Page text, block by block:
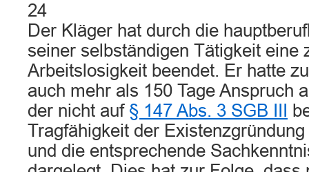
24
Der Kläger hat durch die
seiner selbständigen Tätigkeit eine
Arbeitslosigkeit beendet. Er hatte
auch mehr als 150 Tage Anspruch
der nicht auf § 147 Abs. 3 SGB III
Tragfähigkeit der
und die entsprechende